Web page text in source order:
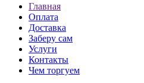
Главная
Оплата
Доставка
Заберу сам
Услуги
Контакты
Чем торгуем